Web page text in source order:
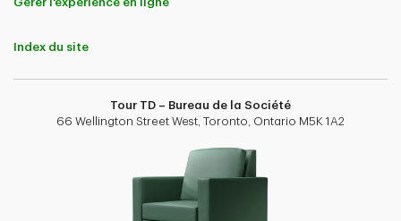
Index du site
Tour TD – Bureau de la Société
66 Wellington Street West, Toronto, Ontario M5K 1A2